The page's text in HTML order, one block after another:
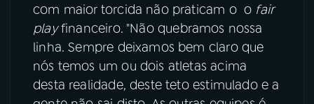
com maior torcida não praticam o o fair
playfinanceiro. "Não quebramos nossa
linha. Sempre deixamos bem claro que
nós temos um ou dois atletas acima
desta realidade, deste teto estimulado e a